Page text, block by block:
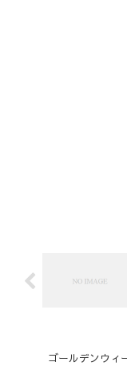
ゴールデンウィ